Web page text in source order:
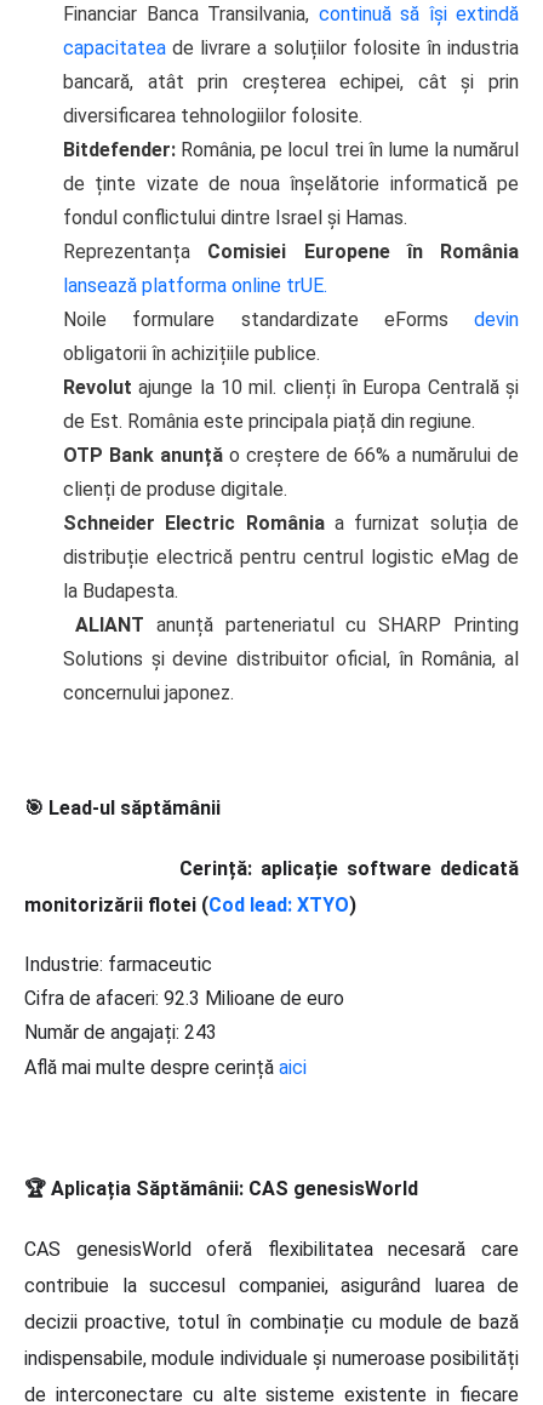
Financiar Banca Transilvania, continuă să își extindă
capacitatea de livrare a soluțiilor folosite în industria
bancară, atât prin creșterea echipei, cât și prin
diversificarea tehnologiilor folosite.
Bitdefender: România, pe locul trei în lume la numărul
de ținte vizate de noua înșelătorie informatică pe
fondul conflictului dintre Israel și Hamas.
Reprezentanța Comisiei Europene în România
lansează platforma online trUE.
Noile formulare standardizate eForms devin
obligatorii în achizițiile publice.
Revolutajunge la 10 mil. clienți în Europa Centrală și
de Est. România este principala piață din regiune.
OTP Bank anunță o creștere de 66% a numărului de
clienți de produse digitale.
Schneider Electric Româniaa furnizat soluția de
distribuție electrică pentru centrul logistic eMag de
la Budapesta.
ALIANT anunță parteneriatul cu SHARP Printing
Solutions și devine distribuitor oficial, în România, al
concernului japonez.
🎯 Lead-ul săptămânii
Cerință: aplicație software dedicată
monitorizării flotei (Cod lead: XTYO)
Industrie: farmaceutic
Cifra de afaceri: 92.3 Milioane de euro
Număr de angajați: 243
Află mai multe despre cerință aici
️🏆 Aplicația Săptămânii: CAS genesisWorld
CAS genesisWorld oferă flexibilitatea necesară care
contribuie la succesul companiei, asigurând luarea de
decizii proactive, totul în combinație cu module de bază
indispensabile, module individuale și numeroase posibilități
de interconectare cu alte sisteme existente in fiecare